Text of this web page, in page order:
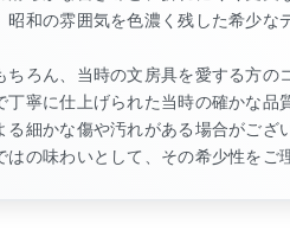
和の雰囲気を色濃く残した希少な
ろん、当時の文房具を愛する方の
寧に仕上げられた当時の確かな品
細かな傷や汚れがある場合がござ
の味わいとして、その希少性をご